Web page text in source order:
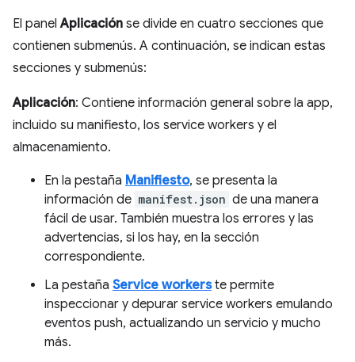
El panelAplicación se divide en cuatro secciones que
contienen submenús. A continuación, se indican estas
secciones y submenús:
Aplicación: Contiene información general sobre la app,
incluido su manifiesto, los service workers y el
almacenamiento.
En la pestaña Manifiesto, se presenta la
información de manifest.json de una manera
fácil de usar. También muestra los errores y las
advertencias, si los hay, en la sección
correspondiente.
La pestaña Service workerste permite
inspeccionar y depurar service workers emulando
eventos push, actualizando un servicio y mucho
más.